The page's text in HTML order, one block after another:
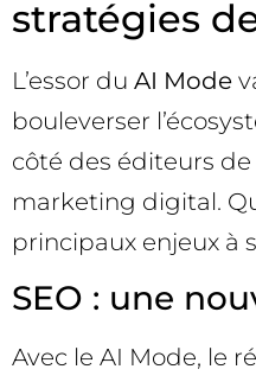
stratégies
L’essor du AI Mode
bouleverser
côté des éditeurs
marketing digital.
principaux enjeux à
SEO : une
Avec le AI Mode, le